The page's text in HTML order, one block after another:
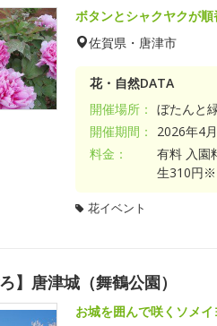
ボタンとシャクヤクが
佐賀県・唐津市
花・自然DATA
開催場所： ぼたんと
開催期間：
2026年4
料金：
有料 入園
生310円
花イベント
】唐津城（舞鶴公園）
お城を囲んで咲くソメ